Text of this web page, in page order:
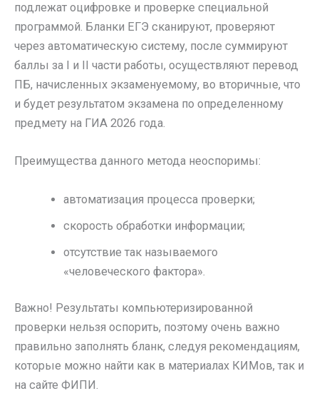
подлежат оцифровке и проверке специальной
программой. Бланки ЕГЭ сканируют, проверяют
через автоматическую систему, после суммируют
баллы за І и ІІ части работы, осуществляют перевод
ПБ, начисленных экзаменуемому, во вторичные, что
и будет результатом экзамена по определенному
предмету на ГИА 2026 года.
Преимущества данного метода неоспоримы:
автоматизация процесса проверки;
скорость обработки информации;
отсутствие так называемого
«человеческого фактора».
Важно! Результаты компьютеризированной
проверки нельзя оспорить, поэтому очень важно
правильно заполнять бланк, следуя рекомендациям,
которые можно найти как в материалах КИМов, так и
на сайте ФИПИ.